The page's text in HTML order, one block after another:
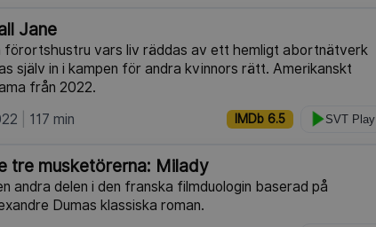
Jane
förortshustru vars liv räddas av ett hemligt abortnätverk
själv in i kampen för andra kvinnors rätt. Amerikanskt
från 2022.
117 min IMDb 6.5 SVT Play
tre musketörerna: Milady
andra delen i den franska filmduologin baserad på
Dumas klassiska roman.